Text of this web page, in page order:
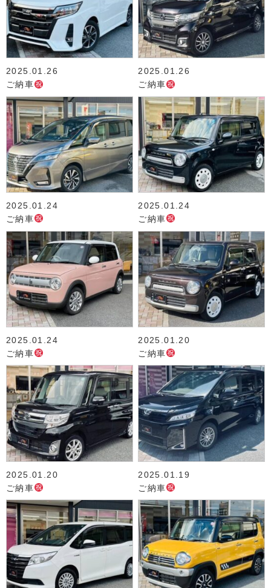
2025.01.26
ご納車
2025.01.26
ご納車
2025.01.24
ご納車
2025.01.24
ご納車
2025.01.24
ご納車
2025.01.20
ご納車
2025.01.20
ご納車
2025.01.19
ご納車